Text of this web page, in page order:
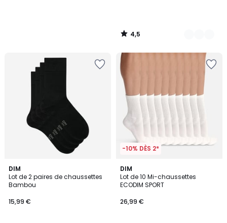
4,5
/
DIM
Lot de 2 paires de chaussettes
Bambou
15,99 €
4,8
/ 5
-10% DÈS 2*
DIM
Lot de 10 Mi-chaussettes
ECODIM SPORT
26,99 €